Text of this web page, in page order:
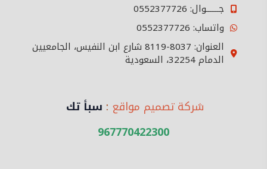
جـــــــوال: 0552377726
واتساب: 0552377726
العنوان: 8037-8119 شارع ابن النفيس، الجامعيين
الدمام 32254، السعودية
شركة تصميم مواقع : سبأ تك
967770422300